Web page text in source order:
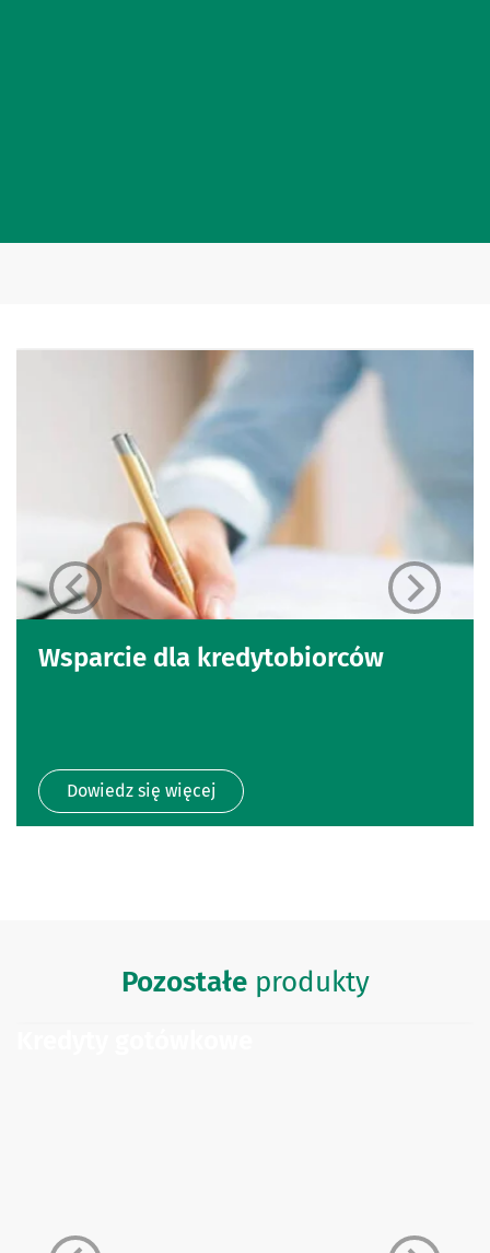
Wsparcie dla kredytobiorców
Dowiedz się więcej
Pozostałeprodukty